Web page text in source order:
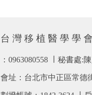
台 灣 移 植 醫 學 學 會
：0963080558 ∣ 秘書處:
會址：台北市中正區常